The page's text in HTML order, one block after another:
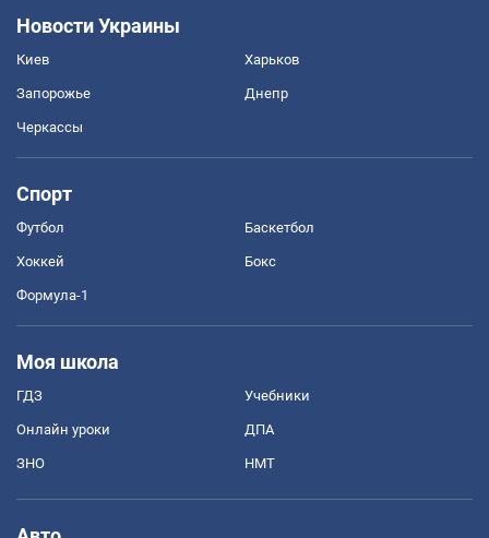
Новости Украины
Киев Харьков
Запорожье Днепр
Черкассы
Спорт
Футбол Баскетбол
Хоккей Бокс
Формула-1
Моя школа
ГДЗ Учебники
Онлайн уроки ДПА
ЗНО НМТ